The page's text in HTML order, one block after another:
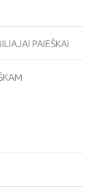
PAIEŠKAI